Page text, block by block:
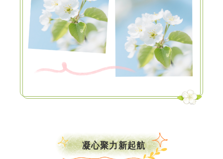
凝心聚力新起航